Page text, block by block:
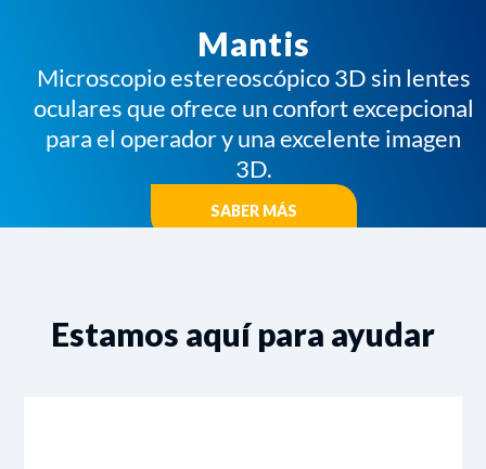
Mantis
Microscopio estereoscópico 3D sin lentes
oculares que ofrece un confort excepcional
para el operador y una excelente imagen
3D.
SABER MÁS
Estamos aquí para ayudar